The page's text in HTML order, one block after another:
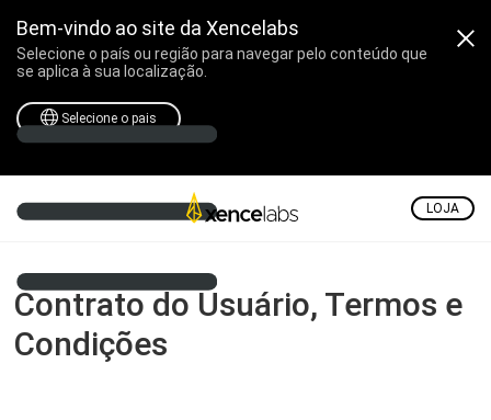
Bem-vindo ao site da Xencelabs
Selecione o país ou região para navegar pelo conteúdo que
se aplica à sua localização.
Selecione o pais
LOJA
Contrato do Usuário, Termos e
Condições